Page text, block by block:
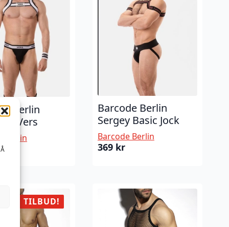
Berlin
Vers
Berlin
Barcode Berlin
Sergey Basic Jock
Barcode Berlin
369 kr
TILBUD!